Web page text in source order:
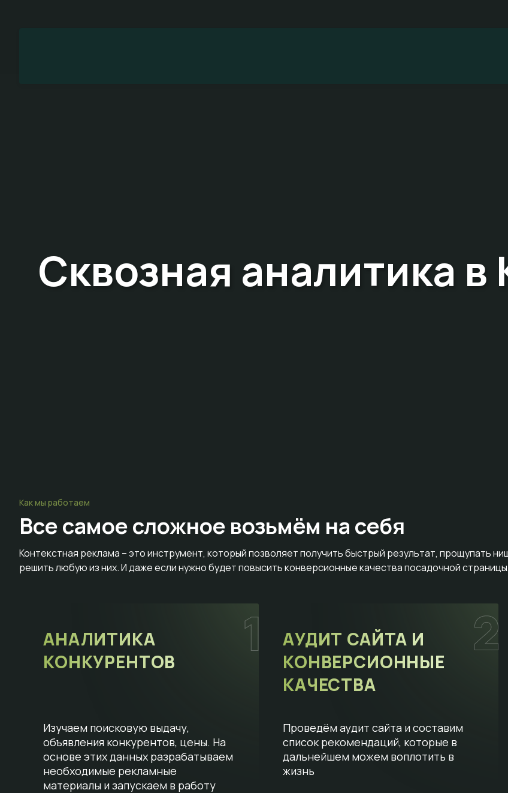
Сквозная аналитика в
Как мы работаем
Все самое сложное возьмём на себя
Контекстная реклама – это инструмент, который позволяет получить быстрый результат, прощупать
решить любую из них. И даже если нужно будет повысить конверсионные качества посадочной
АНАЛИТИКА
КОНКУРЕНТОВ
Изучаем поисковую выдачу,
объявления конкурентов, цены. На
основе этих данных разрабатываем
необходимые рекламные
материалы и запускаем в работу
АУДИТ САЙТА И
КОНВЕРСИОННЫЕ
КАЧЕСТВА
Проведём аудит сайта и составим
список рекомендаций, которые в
дальнейшем можем воплотить в
жизнь